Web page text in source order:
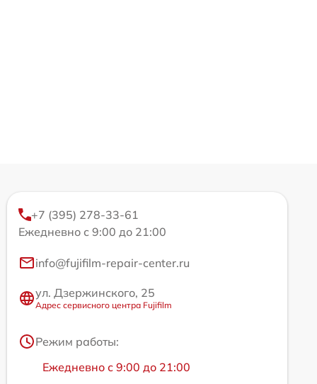
+7 (395) 278-33-61
Ежедневно с 9:00 до 21:00
info@fujifilm-repair-center.ru
ул. Дзержинского, 25
Адрес сервисного центра Fujifilm
Режим работы:
Ежедневно с 9:00 до 21:00